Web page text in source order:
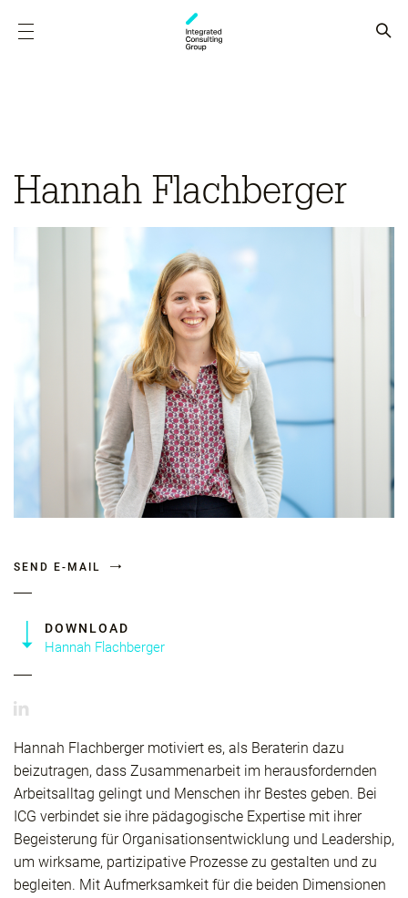
Hannah Flachberger
SEND E-MAIL
DOWNLOAD
Hannah Flachberger
Hannah Flachberger motiviert es, als Beraterin dazu
beizutragen, dass Zusammenarbeit im herausfordernden
Arbeitsalltag gelingt und Menschen ihr Bestes geben. Bei
ICG verbindet sie ihre pädagogische Expertise mit ihrer
Begeisterung für Organisationsentwicklung und Leadership,
um wirksame, partizipative Prozesse zu gestalten und zu
begleiten. Mit Aufmerksamkeit für die beiden Dimensionen